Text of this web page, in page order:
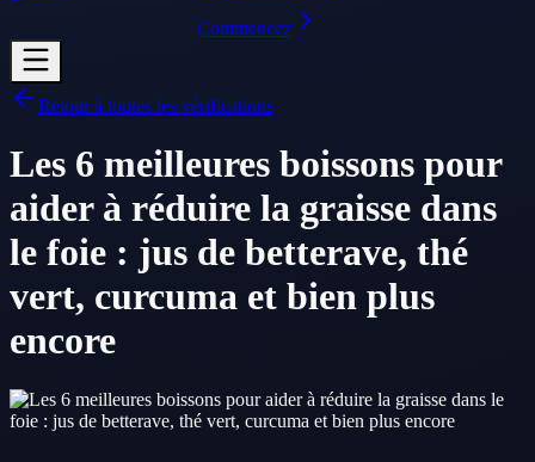
Commencez
Retour à toutes les vérifications
Les 6 meilleures boissons pour
aider à réduire la graisse dans
le foie : jus de betterave, thé
vert, curcuma et bien plus
encore